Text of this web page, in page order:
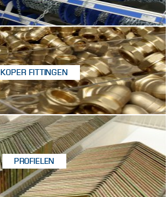
KOPER FITTINGEN
PROFIELEN